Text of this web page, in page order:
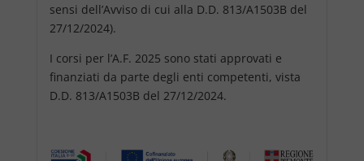
sensi dell’Avviso di cui alla D.D. 813/A1503B del
27/12/2024).
I corsi per l’A.F. 2025 sono stati approvati e
finanziati da parte degli enti competenti, vista
D.D. 813/A1503B del 27/12/2024.